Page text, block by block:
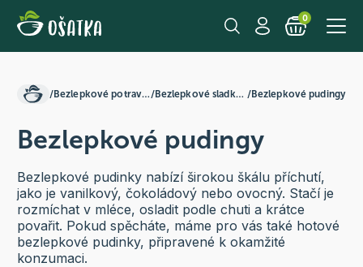
0
/ Bezlepkové potraviny / Bezlepkové sladkosti /Bezlepkové pudingy
Bezlepkové pudingy
Bezlepkové pudinky nabízí širokou škálu příchutí,
jako je vanilkový, čokoládový nebo ovocný. Stačí je
rozmíchat v mléce, osladit podle chuti a krátce
povařit. Pokud spěcháte, máme pro vás také hotové
bezlepkové pudinky, připravené k okamžité
konzumaci.